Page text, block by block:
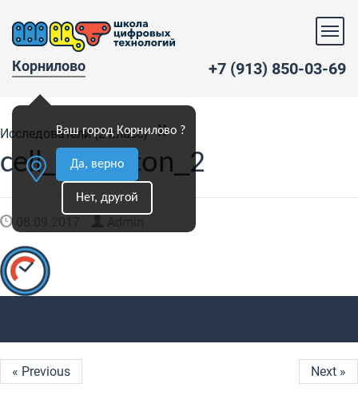
Корнилово
Ваш город Корнилово ?
Да, верно
Нет, другой
+7 (913) 850-03-69
Исследователи (2 класс)»
cell_info_icon_2
« Previous Next »